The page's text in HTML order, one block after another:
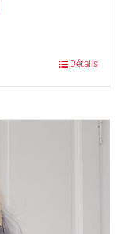
Détails